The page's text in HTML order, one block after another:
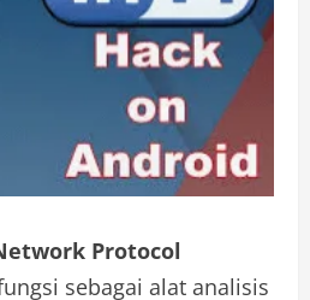
Protocol
sebagai alat analisis